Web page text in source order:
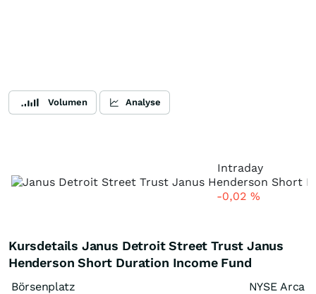
Volumen Analyse
Intraday
-0,02 %
Kursdetails Janus Detroit Street Trust Janus
Henderson Short Duration Income Fund
Börsenplatz
NYSE Arca